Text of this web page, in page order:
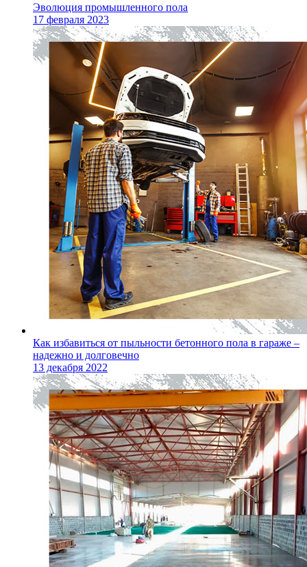
Эволюция промышленного пола
17 февраля 2023
Как избавиться от пыльности бетонного пола в гараже –
надежно и долговечно
13 декабря 2022